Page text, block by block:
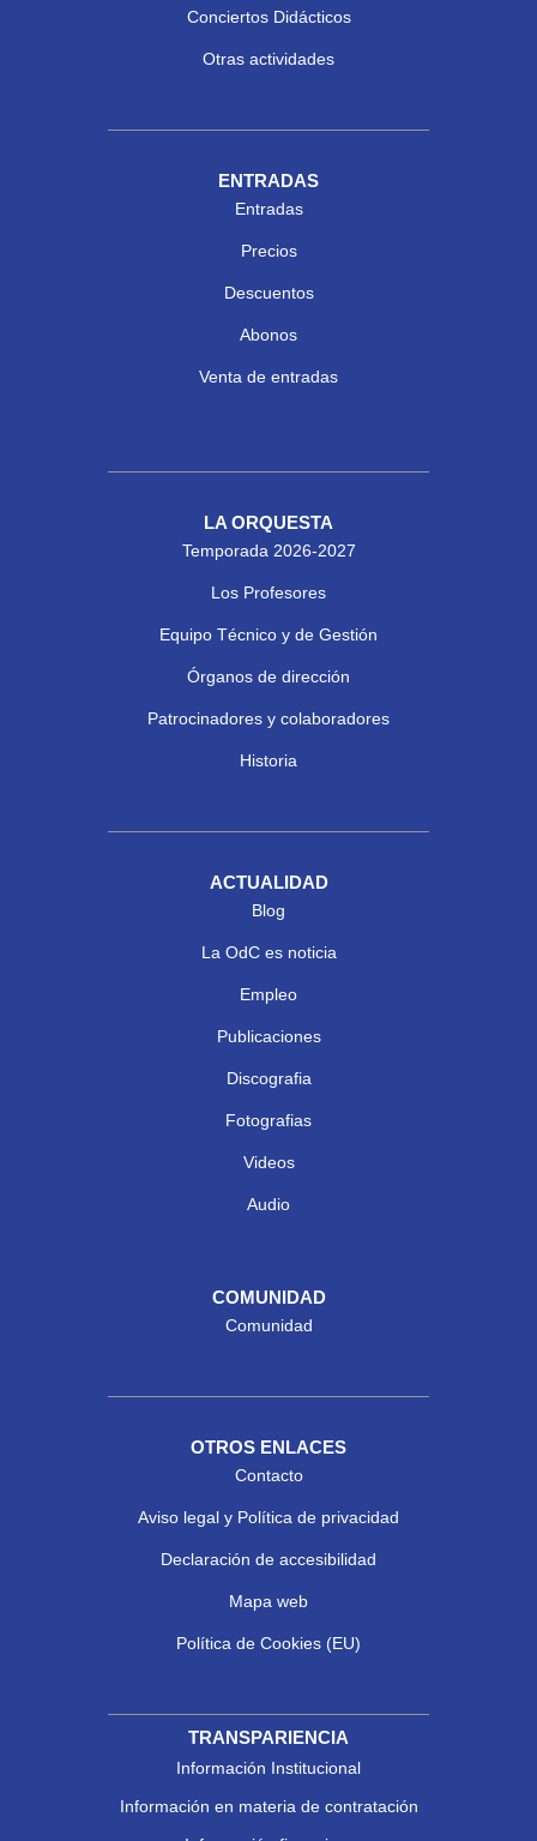
Conciertos Didácticos
Otras actividades
ENTRADAS
Entradas
Precios
Descuentos
Abonos
Venta de entradas
LA ORQUESTA
Temporada 2026-2027
Los Profesores
Equipo Técnico y de Gestión
Órganos de dirección
Patrocinadores y colaboradores
Historia
ACTUALIDAD
Blog
La OdC es noticia
Empleo
Publicaciones
Discografia
Fotografias
Videos
Audio
COMUNIDAD
Comunidad
OTROS ENLACES
Contacto
Aviso legal y Política de privacidad
Declaración de accesibilidad
Mapa web
Política de Cookies (EU)
TRANSPARIENCIA
Información Institucional
Información en materia de contratación